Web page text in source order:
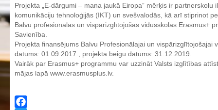
Vispārējās izglītības programmas
Valsts aizsardzības mācību programma
Profesionālās izglītības programmas
Kokizstrādājumu izgatavošana
Šūto izstrādājumu ražošanas tehnoloģija
Komerczinības
Projekta „E-dārgumi – mana jaukā Eiropa” mērķis ir
komunikāciju tehnoloģijās (IKT) un svešvalodās, kā arī stiprinot
Balvu profesionālās un vispārizglītojošās vidusskolas Erasmus+
Savienība.
Projekta finansējums Balvu Profesionālajai un
datums: 01.09.2017., projekta beigu datums: 31.12.2019.
Vairāk par Erasmus+ programmu var uzzināt Valsts izglītības
mājas lapā www.erasmusplus.lv.